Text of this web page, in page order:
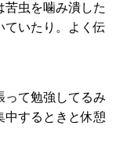
苦虫を噛み潰した
ていたり。よく伝
って勉強してるみ
中するときと休憩